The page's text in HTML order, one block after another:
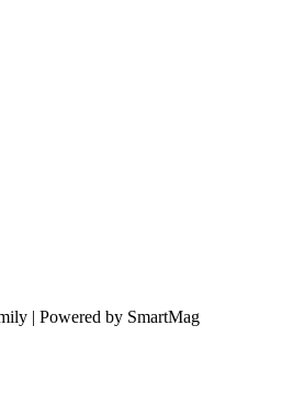
| Powered by SmartMag